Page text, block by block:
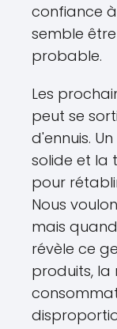
confiance
semble
probable.
Les
peut se
d'ennuis.
solide et la
pour
Nous
mais
révèle ce
produits, la